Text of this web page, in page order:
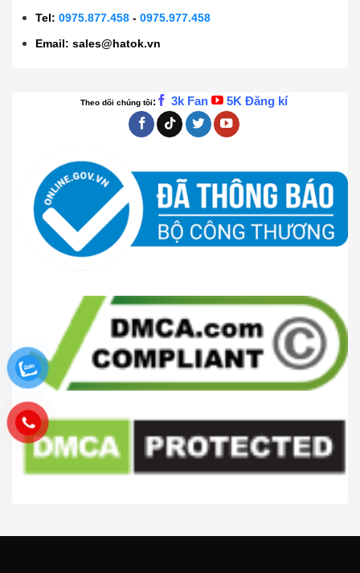
Tel:0975.877.458 -0975.977.458
Email:sales@hatok.vn
Theo dõi chúng tôi: 3k Fan 5K Đăng kí